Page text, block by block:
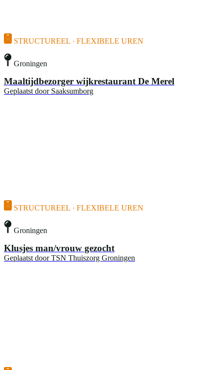
STRUCTUREEL · FLEXIBELE UREN
Groningen
Maaltijdbezorger wijkrestaurant De Merel
Geplaatst door Saaksumborg
STRUCTUREEL · FLEXIBELE UREN
Groningen
Klusjes man/vrouw gezocht
Geplaatst door TSN Thuiszorg Groningen